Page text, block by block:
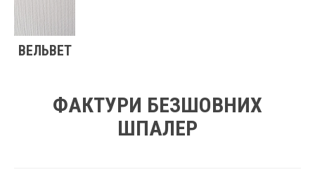
ВЕЛЬВЕТ
ФАКТУРИ БЕЗШОВНИХ
ШПАЛЕР